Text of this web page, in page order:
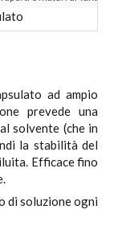
ad ampio
prevede una
solvente (che in
la stabilità del
Efficace fino
di soluzione ogni